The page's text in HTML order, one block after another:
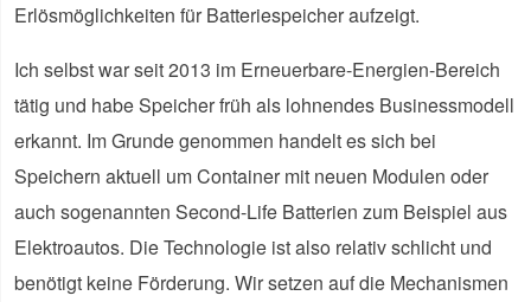
Erlösmöglichkeiten für Batteriespeicher aufzeigt.
Ich selbst war seit 2013 im Erneuerbare-Energien-Bereich
tätig und habe Speicher früh als lohnendes Businessmodell
erkannt. Im Grunde genommen handelt es sich bei
Speichern aktuell um Container mit neuen Modulen oder
auch sogenannten Second-Life Batterien zum Beispiel aus
Elektroautos. Die Technologie ist also relativ schlicht und
benötigt keine Förderung. Wir setzen auf die Mechanismen